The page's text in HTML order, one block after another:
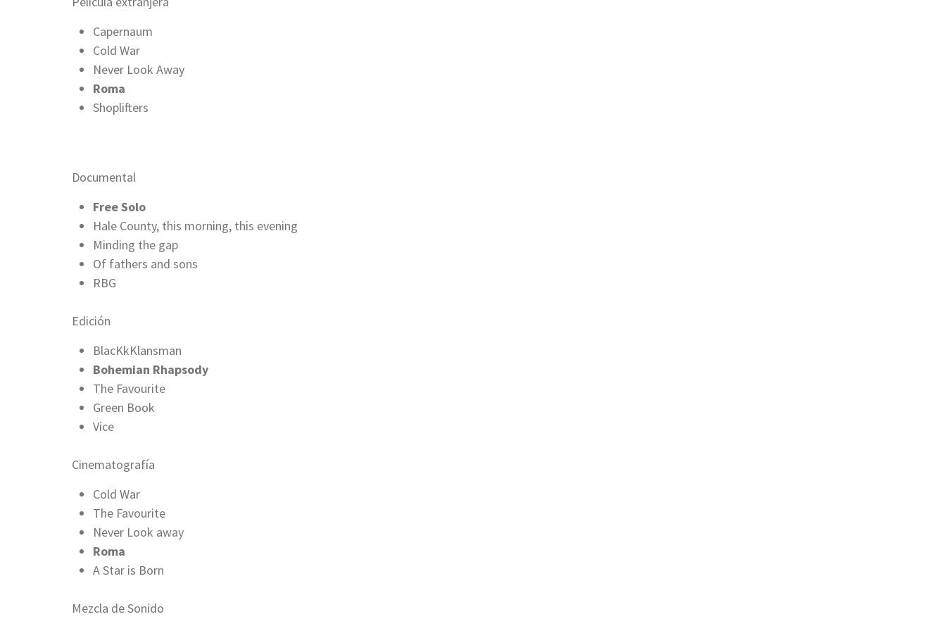
Capernaum
Cold War
Never Look Away
Roma
Shoplifters
Documental
Free Solo
Hale County, this morning, this evening
Minding the gap
Of fathers and sons
RBG
Edición
BlacKkKlansman
Bohemian Rhapsody
The Favourite
Green Book
Vice
Cinematografía
Cold War
The Favourite
Never Look away
Roma
A Star is Born
Mezcla de Sonido